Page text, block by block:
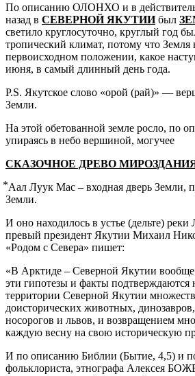
По описанию ОЛОНХО и в
назад в СЕВЕРНОЙ ЯКУТИИбыл
светило круглосуточно, круглый год
тропический климат, потому что Земля
первоисходном положении, какое
июня, в самый длинный день года.
P.S. Якутское слово «орой (рай)» —
Земли.
На этой обетованной земле росло, по
упираясь в небо вершиной, могучее
СКАЗОЧНОЕ ДРЕВО
Аал Луук Мас – входная дверь Земли,
Земли.
И оно находилось в устье (дельте)
превый президент Якутии Михаил
«Родом с Севера» пишет:
«В Арктиде – Северной Якутии
эти гипотезы и факты подтверждаются
территории Северной Якутии
доисторических животных,
носорогов и львов, и возвращением
каждую весну на свою историческую
И по описанию Библии (Бытие, 4,5) и по
фольклориста, этнографа Алексея